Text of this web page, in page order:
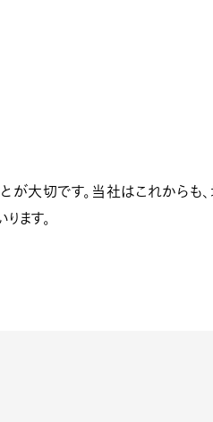
が大切です。当社はこれからも
ます。